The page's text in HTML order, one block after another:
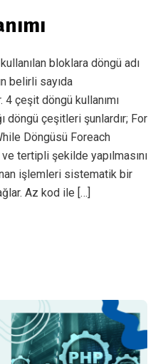
bloklara döngü adı
belirli sayıda
4 çeşit döngü kullanımı
döngü çeşitleri şunlardır; For
Döngüsü Foreach
tertipli şekilde yapılmasını
işlemleri sistematik bir
Az kod ile […]